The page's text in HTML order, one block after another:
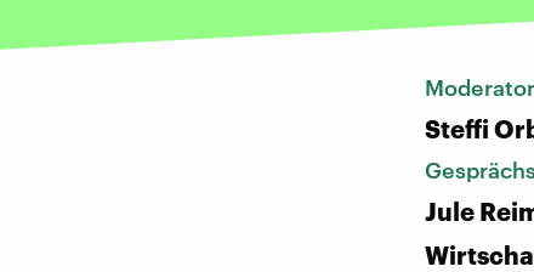
Steffi
Jule